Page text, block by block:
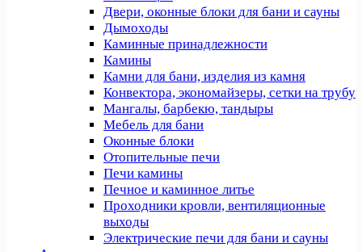
Двери, оконные блоки для бани и сауны
Дымоходы
Каминные принадлежности
Камины
Камни для бани, изделия из камня
Конвектора, экономайзеры, сетки на трубу
Мангалы, барбекю, тандыры
Мебель для бани
Оконные блоки
Отопительные печи
Печи камины
Печное и каминное литье
Проходники кровли, вeнтиляционные
выходы
Электрические печи для бани и сауны